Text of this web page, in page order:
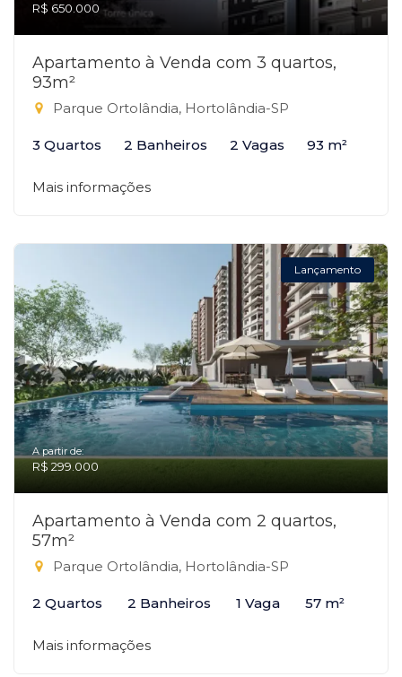
R$ 650.000
Apartamento à Venda com 3 quartos,
93m²
Parque Ortolândia, Hortolândia-SP
3 Quartos 2 Banheiros 2 Vagas 93 m²
Mais informações
Lançamento
A partir de:
R$ 299.000
Apartamento à Venda com 2 quartos,
57m²
Parque Ortolândia, Hortolândia-SP
2 Quartos 2 Banheiros 1 Vaga 57 m²
Mais informações